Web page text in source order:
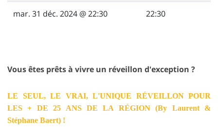
mar. 31 déc. 2024 @ 22:30 22:30
Vous êtes prêts à vivre un réveillon d'exception ?
LE SEUL, LE VRAI, L'UNIQUE RÉVEILLON POUR
LES + DE 25 ANS DE LA RÉGION (By Laurent &
Stéphane Baert) !